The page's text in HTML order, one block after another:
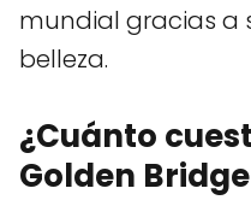
mundial gracias a
belleza.
¿Cuánto
Golden